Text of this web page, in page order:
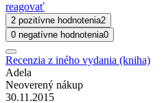
reagovať
2 pozitívne hodnotenia2
0 negatívne hodnotenia0
Recenzia z iného vydania (kniha)
Adela
Neoverený nákup
30.11.2015